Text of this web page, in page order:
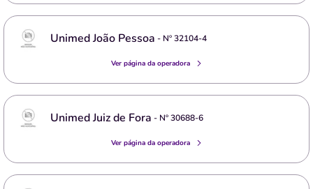
Unimed João Pessoa - Nº32104-4
Ver página da operadora
Unimed Juiz de Fora - Nº30688-6
Ver página da operadora